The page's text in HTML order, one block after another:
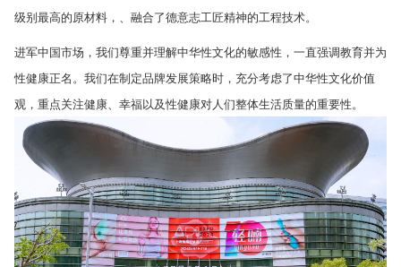
级别最高的原材料，、融合了德意志工匠精神的工程技术。
进军中国市场，我们尊重并理解中华性文化的敏感性，一直强调教育并为
性健康正名。我们在制定品牌发展策略时，充分考虑了中华性文化价值
观，重点关注健康、幸福以及性健康对人们整体生活质量的重要性。